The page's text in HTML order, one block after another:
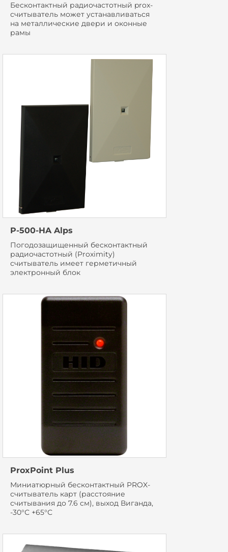
Бесконтактный радиочастотный prox-
считыватель может устанавливаться
на металлические двери и оконные
рамы
P-500-HA Alps
Погодозащищенный бесконтактный
радиочастотный (Proximity)
считыватель имеет герметичный
электронный блок
ProxPoint Plus
Миниатюрный бесконтактный PROX-
считыватель карт (расстояние
считывания до 7.6 см), выход Виганда,
-30°С +65°С